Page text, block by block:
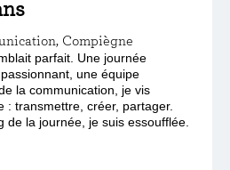
Compiègne
parfait. Une journée
une équipe
la communication, je vis
: transmettre, créer, partager.
de la journée, je suis essoufflée.